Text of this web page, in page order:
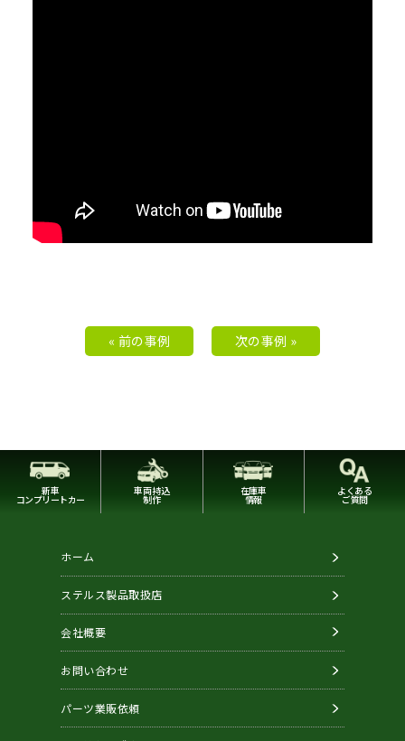
« 前の事例 次の事例 »
新車
コンプリートカー
車両持込
制作
在庫車
情報
よくある
ご質問
ホーム
ステルス製品取扱店
会社概要
お問い合わせ
パーツ業販依頼